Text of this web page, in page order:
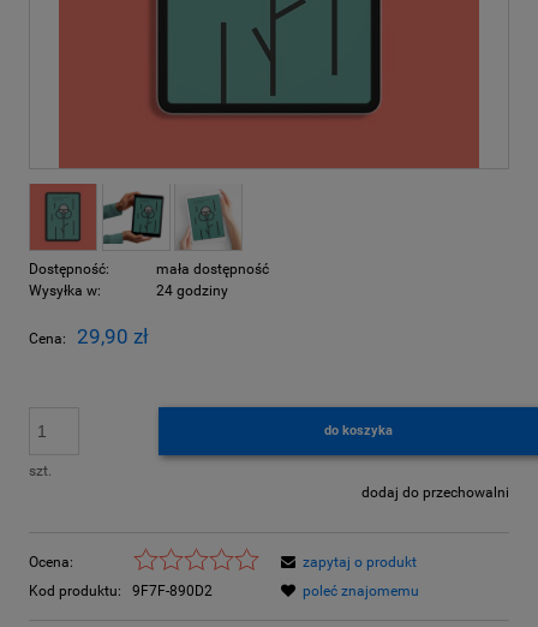
Dostępność:
mała dostępność
Wysyłka w:
24 godziny
Cena: 29,90 zł
szt.
do koszyka
dodaj do przechowalni
Ocena:
Kod produktu:
9F7F-890D2
zapytaj o produkt
poleć znajomemu